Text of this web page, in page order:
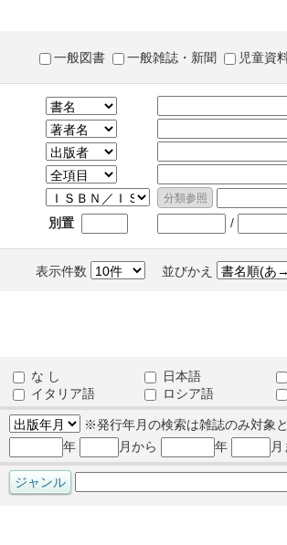
一般図書 一般雑誌・新聞 児童資
別置 /
表示件数 並びかえ
な し 日本語
イタリア語
ロシア語
※発行年月の検索は雑誌のみ対象と
年
月から 年